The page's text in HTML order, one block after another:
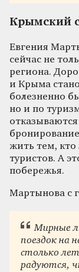
Крымский
Евгения
сейчас не
региона.
и Крыма
болезненно
но и по
жить тем, кто
туристов. А
побережья.
Мартынова с
Мирные
поездок на
столько
радуются,